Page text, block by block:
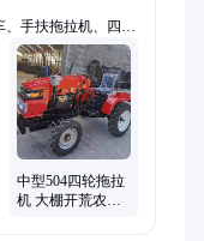
手扶拖拉机、四轮
种机、矮棚铲车、
扶旋耕机、牧草茴
装载机、汽油打药
饲料粉碎机、开沟
中型504四轮拖拉
机 大棚开荒农用